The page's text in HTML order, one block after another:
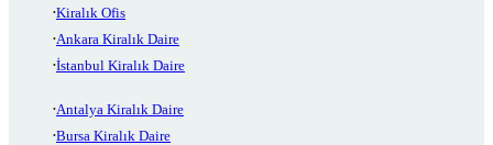
Kiralık Ofis
Ankara Kiralık Daire
İstanbul Kiralık Daire
Antalya Kiralık Daire
Bursa Kiralık Daire